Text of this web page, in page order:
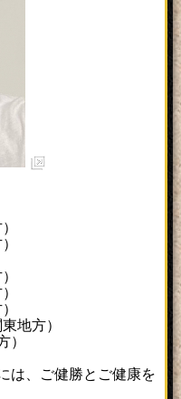
地方）
）
は、ご健勝とご健康を